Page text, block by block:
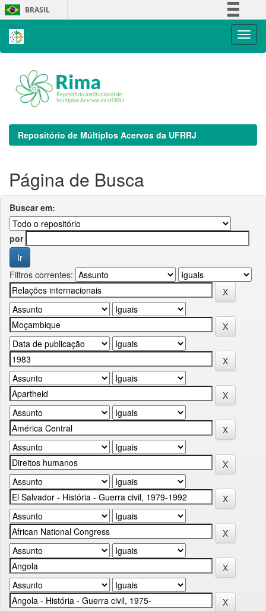
Skip
navigation
BRASIL
Repositório de Múltiplos Acervos da UFRRJ
Página de Busca
Buscar em:
por
Filtros correntes: